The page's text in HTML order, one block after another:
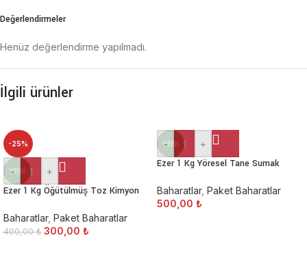
Değerlendirmeler
Henüz değerlendirme yapılmadı.
İlgili ürünler
-25%
YENI
- +
Ezer 1 Kg Öğütülmüş Toz Kimyon
Baharatlar, Paket Baharatlar
400,00₺ 300,00 ₺
YENI
- +
Ezer 1 Kg Yöresel Tane Sumak
Baharatlar, Paket Baharatlar
500,00 ₺